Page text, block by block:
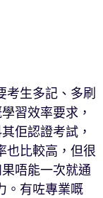
考生多記、多刷
習效率要求，
佢認證考試，
也比較高，但很
唔能一次就通
。有咗專業嘅